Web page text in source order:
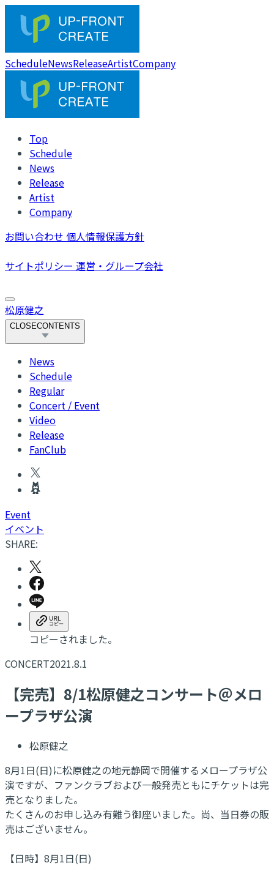
ScheduleNewsReleaseArtistCompany
Top
Schedule
News
Release
Artist
Company
お問い合わせ 個人情報保護方針
サイトポリシー 運営・グループ会社
松原健之
CLOSECONTENTS
News
Schedule
Regular
Concert / Event
Video
Release
FanClub
Event
イベント
SHARE:
コピーされました。
CONCERT2021.8.1
【完売】8/1松原健之コンサート＠メロ
ープラザ公演
松原健之
8月1日(日)に松原健之の地元静岡で開催するメロープラザ公
演ですが、ファンクラブおよび一般発売ともにチケットは完
売となりました。
たくさんのお申し込み有難う御座いました。尚、当日券の販
売はございません。
【日時】8月1日(日)